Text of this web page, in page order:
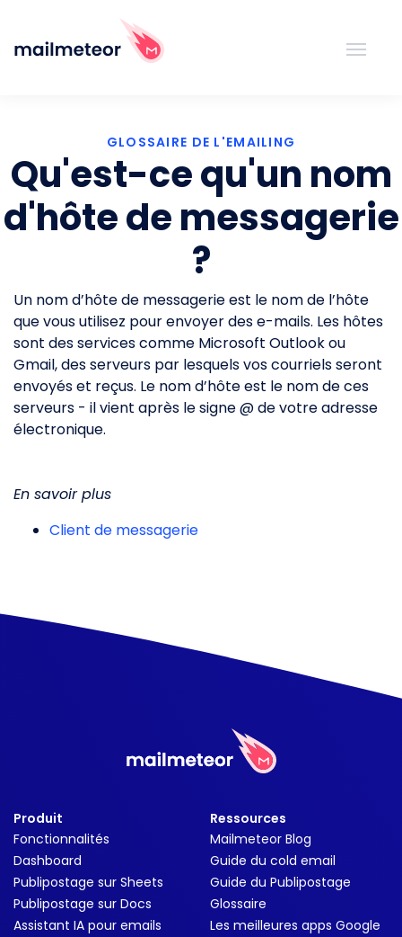
GLOSSAIRE DE L'EMAILING
Qu'est-ce qu'un nom
d'hôte de messagerie
?
Un nom d’hôte de messagerie est le nom de l’hôte
que vous utilisez pour envoyer des e-mails. Les hôtes
sont des services comme Microsoft Outlook ou
Gmail, des serveurs par lesquels vos courriels seront
envoyés et reçus. Le nom d’hôte est le nom de ces
serveurs - il vient après le signe @ de votre adresse
électronique.
En savoir plus
Client de messagerie
Produit
Fonctionnalités
Dashboard
Publipostage sur Sheets
Publipostage sur Docs
Assistant IA pour emails
Ressources
Mailmeteor Blog
Guide du cold email
Guide du Publipostage
Glossaire
Les meilleures apps Google